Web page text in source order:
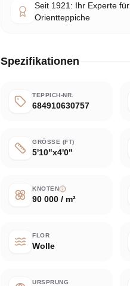
Seit 1921: Ihr Experte
Orientteppiche
Spezifikationen
TEPPICH-NR.
684910630757
GRÖSSE (FT)
5'10"x4'0"
KNOTEN
90 000 / m²
FLOR
Wolle
URSPRUNG